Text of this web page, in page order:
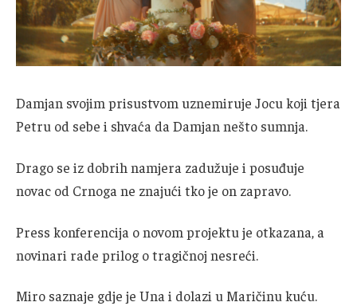
Damjan svojim prisustvom uznemiruje Jocu koji tjera
Petru od sebe i shvaća da Damjan nešto sumnja.
Drago se iz dobrih namjera zadužuje i posuđuje
novac od Crnoga ne znajući tko je on zapravo.
Press konferencija o novom projektu je otkazana, a
novinari rade prilog o tragičnoj nesreći.
Miro saznaje gdje je Una i dolazi u Maričinu kuću.